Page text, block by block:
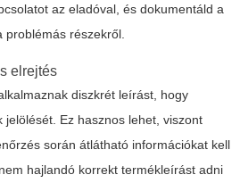
az eladóval, és dokumentáld a
részekről.
elrejtés
diszkrét leírást, hogy
Ez hasznos lehet, viszont
során átlátható információkat kell
hajlandó korrekt termékleírást adni